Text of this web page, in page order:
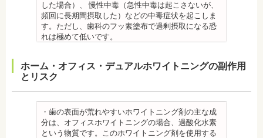
日本大学歯学部非常勤講師
社会福祉法人富士白苑理事
・矯正終了後に矯正箇所が元に戻る場合もありま
す。
監修医情報 医療法人社団日坂会 理事長 日坂充宏
先生
【プロフィール】 日本大学歯学部卒業
歯学博士（口腔外科学）
日本大学歯学部非常勤講師
す。
・特殊な噛み合わせ、骨の硬さ、歯のかたちの場合
は、治療期間が長くなる場合があります。
・舌で歯を押す癖や、歯並びに悪影響をあたえる癖
・矯正治療で歯を動かして歯並びを整える「動的治
療」を終えて歯並びが改善されても、まだ歯が元の
安定するまでの保定期間には個人差があるので、治
療後も歯科医師の指示を守ってください。
監修医情報 医療法人社団日坂会 理事長 日坂充宏
監修医情報 菊地由利佳先生
【プロフィール】
日本歯科大学新潟生命歯学部卒業
新潟大学医歯学総合病院にて研修
都内歯科医院にて勤務
不足、喫煙や飲酒などが影響する場合もあるので、
原因がわかれば口臭軽減に向けて指導が行われま
す。
監修医情報 菊地由利佳先生
新潟大学医歯学総合病院にて研修
都内歯科医院にて勤務
した場合）、 慢性中毒（急性中毒は起こさないが、
頻回に長期間摂取した）などの中毒症状を起こしま
す。ただし、歯科のフッ素塗布で過剰摂取になる恐
れは極めて低いです。
（過剰摂取）推定中毒量は、5歳児（体重18Kg）が
週5回法のフッ化物洗口液（0.05％フッ化ナトリウム
溶液）を40人分一度に飲んだ場合に到達（厚生労働
省 フッ化物の急性中毒量 e-ヘルスネット）
また、フッ素を塗った場合でも、ブラッシング不足
や磨き残しがあれば虫歯はできてしまいます。フッ
素は虫歯ができにくくなるだけで、通常の歯ブラ
ホーム・オフィス・デュアルホワイトニングの副作用
とリスク
・歯の表面が荒れやすいホワイトニング剤の主な成
分は、オフィスホワイトニングの場合、過酸化水素
という物質です。このホワイトニング剤を使用する